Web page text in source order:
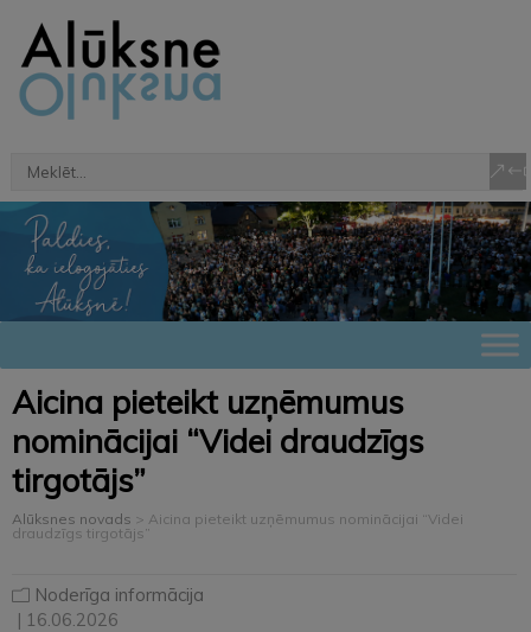
Aicina pieteikt uzņēmumus
nominācijai “Videi draudzīgs
tirgotājs”
Alūksnes novads > Aicina pieteikt uzņēmumus nominācijai “Videi
draudzīgs tirgotājs”
Noderīga informācija
| 16.06.2026